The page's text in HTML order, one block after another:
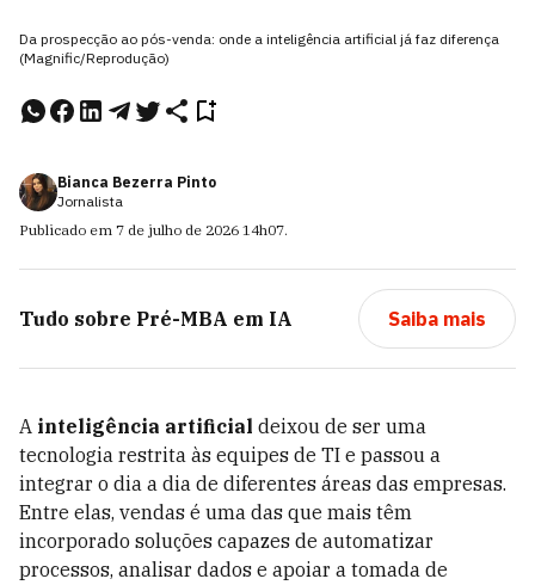
Da prospecção ao pós-venda: onde a inteligência artificial já faz diferença
(Magnific/Reprodução)
Bianca Bezerra Pinto
Jornalista
Publicado em 7 de julho de 2026 14h07.
Tudo sobre Pré-MBA em IA Saiba mais
A inteligência artificial deixou de ser uma
tecnologia restrita às equipes de TI e passou a
integrar o dia a dia de diferentes áreas das empresas.
Entre elas, vendas é uma das que mais têm
incorporado soluções capazes de automatizar
processos, analisar dados e apoiar a tomada de